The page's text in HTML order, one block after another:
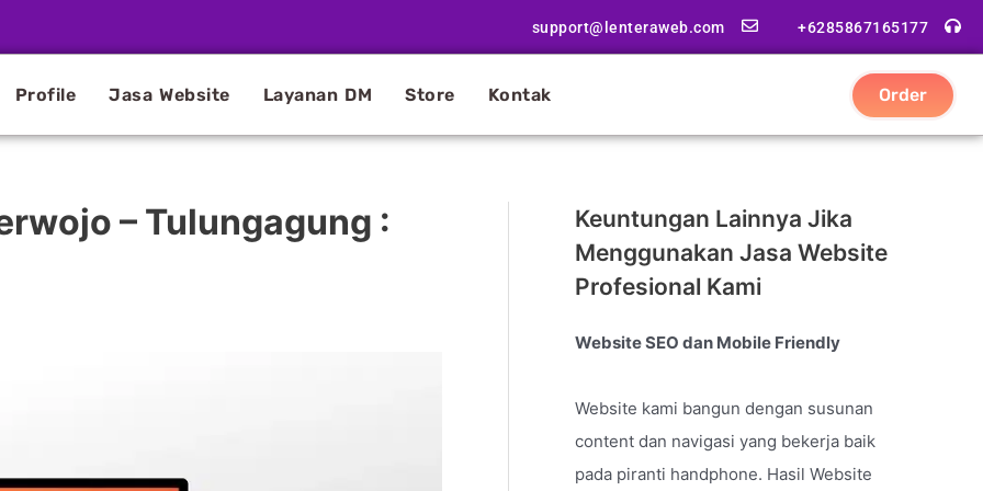
support@lenteraweb.com +6285867165177
Profile Jasa Website Layanan DM Store Kontak Order
– Tulungagung :
Keuntungan Lainnya Jika
Menggunakan Jasa Website
Profesional Kami
Website SEO dan Mobile Friendly
Website kami bangun dengan susunan
content dan navigasi yang bekerja baik
pada piranti handphone. Hasil Website